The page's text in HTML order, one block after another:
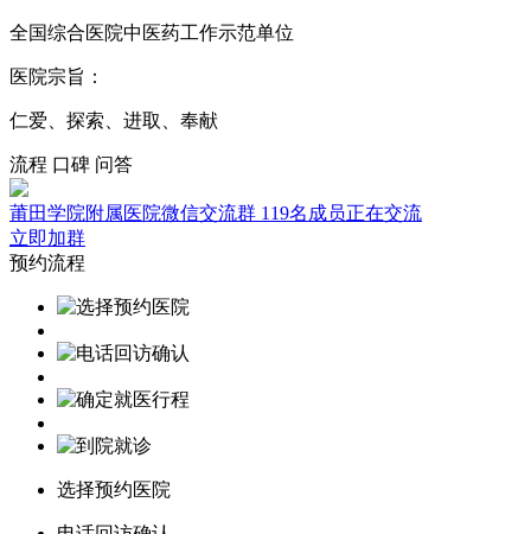
全国综合医院中医药工作示范单位
医院宗旨：
仁爱、探索、进取、奉献
流程 口碑 问答
莆田学院附属医院微信交流群 119名成员正在交流
立即加群
预约流程
选择预约医院